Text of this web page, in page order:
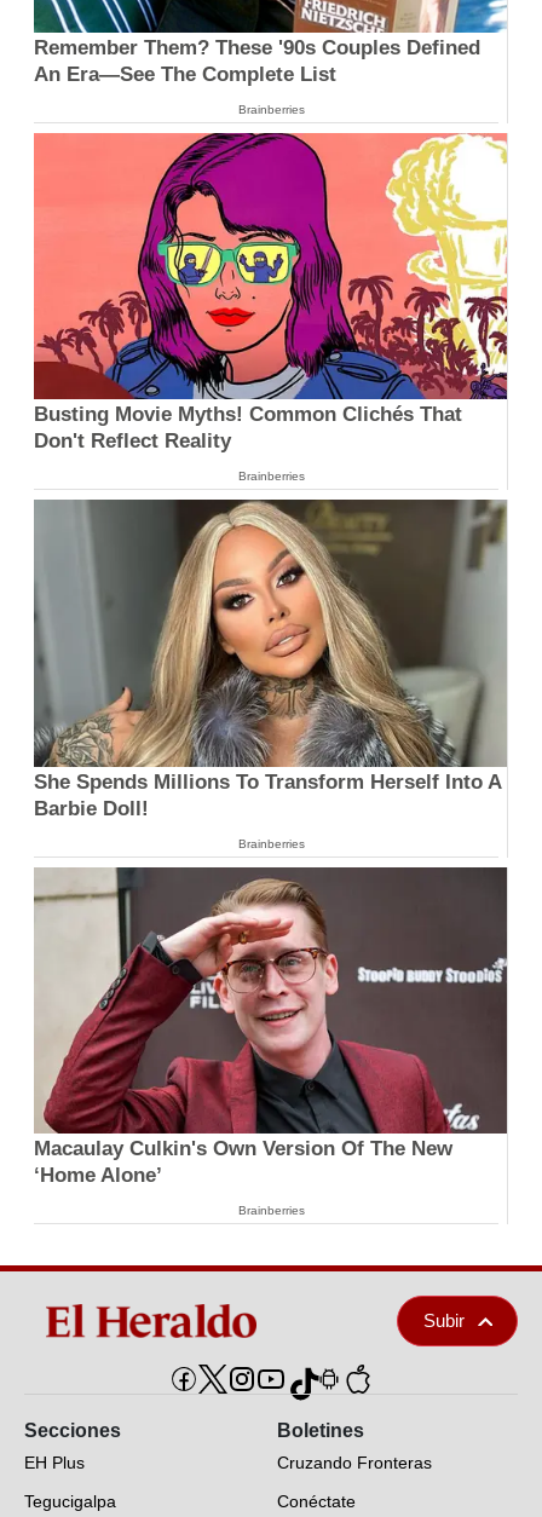
Remember Them? These '90s Couples Defined
An Era—See The Complete List
Brainberries
Busting Movie Myths! Common Clichés That
Don't Reflect Reality
Brainberries
She Spends Millions To Transform Herself Into A
Barbie Doll!
Brainberries
Macaulay Culkin's Own Version Of The New
‘Home Alone’
Brainberries
Subir
Secciones
EH Plus
Tegucigalpa
Boletines
Cruzando Fronteras
Conéctate